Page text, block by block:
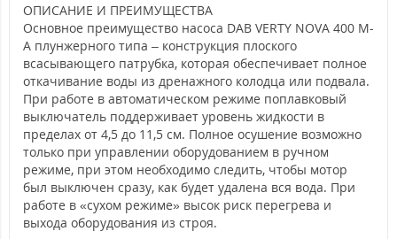
ОПИСАНИЕ И ПРЕИМУЩЕСТВА
Основное преимущество насоса DAB VERTY NOVA 400 М-
А плунжерного типа – конструкция плоского
всасывающего патрубка, которая обеспечивает полное
откачивание воды из дренажного колодца или подвала.
При работе в автоматическом режиме поплавковый
выключатель поддерживает уровень жидкости в
пределах от 4,5 до 11,5 см. Полное осушение возможно
только при управлении оборудованием в ручном
режиме, при этом необходимо следить, чтобы мотор
был выключен сразу, как будет удалена вся вода. При
работе в «сухом режиме» высок риск перегрева и
выхода оборудования из строя.